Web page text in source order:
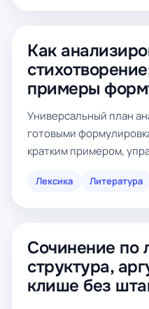
Как
примеры
Универсальный план
готовыми
кратким примером,
Лексика Литература
Сочинение по
структура,
клише без